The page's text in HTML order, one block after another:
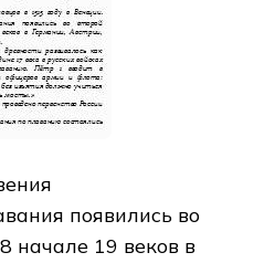
появились во
начале 19 веков в